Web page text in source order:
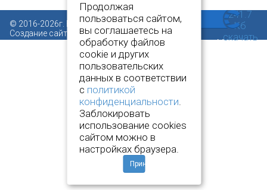
241.7
Кб
скачать
© 2016-2026г. Все права защищены.
Создание сайта:
www.novcit.ru
Продолжая
пользоваться сайтом,
вы соглашаетесь на
обработку файлов
cookie и других
пользовательских
данных в соответствии
с политикой
конфиденциальности.
Заблокировать
использование cookies
сайтом можно в
настройках браузера.
Принять